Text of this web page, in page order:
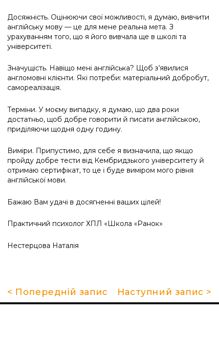
Досяжність. Оцінюючи свої можливості, я думаю, вивчити
англійську мову — це для мене реальна мета. З
урахуванням того, що я його вивчала ще в школі та
університеті.
Значущість. Навіщо мені англійська? Щоб з’явилися
англомовні клієнти. Які потреби: матеріальний добробут,
самореалізація.
Терміни. У моєму випадку, я думаю, що два роки
достатньо, щоб добре говорити й писати англійською,
приділяючи щодня одну годину.
Виміри. Припустимо, для себе я визначила, що якщо
пройду добре тести від Кембридзького університету й
отримаю сертифікат, то це і буде виміром мого рівня
англійської мови.
Бажаю Вам удачі в досягненні ваших цілей!
Практичний психологХПЛ «Школа «Ранок»
Нестерцова Наталія
< Попередній запис Наступний запис >